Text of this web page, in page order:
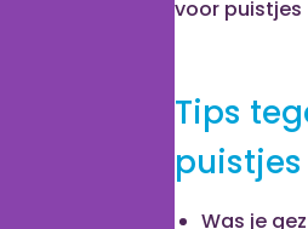
voor puistjes
Tips
puistjes
Was je